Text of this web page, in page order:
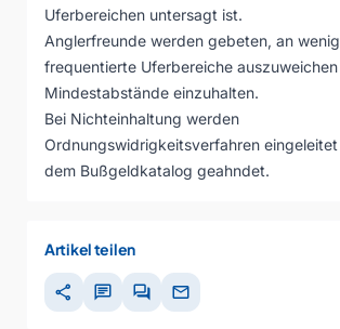
Uferbereichen untersagt ist.
Anglerfreunde werden gebeten, an
frequentierte Uferbereiche
Mindestabstände einzuhalten.
Bei Nichteinhaltung werden
Ordnungswidrigkeitsverfahren
dem Bußgeldkatalog geahndet.
Artikel teilen
share chat forum mail